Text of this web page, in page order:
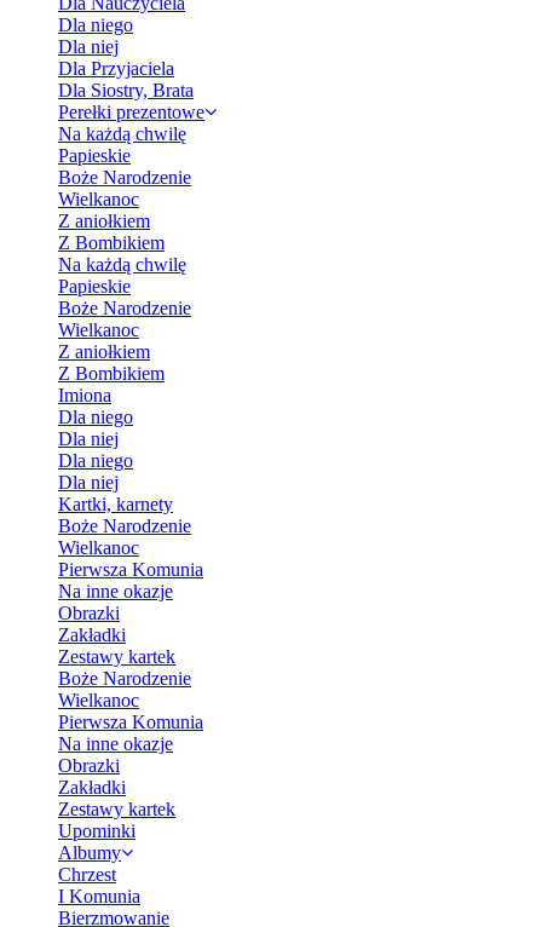
Dla niego
Dla niej
Dla Przyjaciela
Dla Siostry, Brata
Perełki prezentowe
Na każdą chwilę
Papieskie
Boże Narodzenie
Wielkanoc
Z aniołkiem
Z Bombikiem
Na każdą chwilę
Papieskie
Boże Narodzenie
Wielkanoc
Z aniołkiem
Z Bombikiem
Imiona
Dla niego
Dla niej
Dla niego
Dla niej
Kartki, karnety
Boże Narodzenie
Wielkanoc
Pierwsza Komunia
Na inne okazje
Obrazki
Zakładki
Zestawy kartek
Boże Narodzenie
Wielkanoc
Pierwsza Komunia
Na inne okazje
Obrazki
Zakładki
Zestawy kartek
Upominki
Albumy
Chrzest
I Komunia
Bierzmowanie